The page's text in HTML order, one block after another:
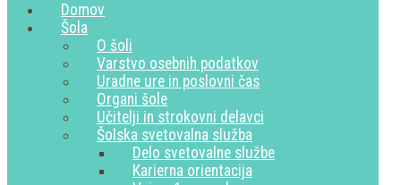
Domov
Šola
O šoli
Varstvo osebnih podatkov
Uradne ure in poslovni čas
Organi šole
Učitelji in strokovni delavci
Šolska svetovalna služba
Delo svetovalne službe
Karierna orientacija